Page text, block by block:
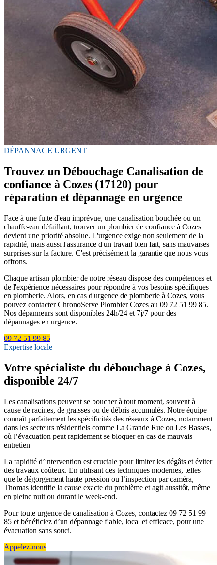
DÉPANNAGE URGENT
Trouvez un Débouchage Canalisation de
confiance à Cozes (17120) pour
réparation et dépannage en urgence
Face à une fuite d'eau imprévue, une canalisation bouchée ou un
chauffe-eau défaillant, trouver un plombier de confiance à Cozes
devient une priorité absolue. L'urgence exige non seulement de la
rapidité, mais aussi l'assurance d'un travail bien fait, sans mauvaises
surprises sur la facture. C'est précisément la garantie que nous vous
offrons.
Chaque artisan plombier de notre réseau dispose des compétences et
de l'expérience nécessaires pour répondre à vos besoins spécifiques
en plomberie. Alors, en cas d'urgence de plomberie à Cozes, vous
pouvez contacter ChronoServe Plombier Cozes au 09 72 51 99 85.
Nos dépanneurs sont disponibles 24h/24 et 7j/7 pour des
dépannages en urgence.
09 72 51 99 85
Expertise locale
Votre spécialiste du débouchage à Cozes,
disponible 24/7
Les canalisations peuvent se boucher à tout moment, souvent à
cause de racines, de graisses ou de débris accumulés. Notre équipe
connaît parfaitement les spécificités des réseaux à Cozes, notamment
dans les secteurs résidentiels comme La Grande Rue ou Les Basses,
où l’évacuation peut rapidement se bloquer en cas de mauvais
entretien.
La rapidité d’intervention est cruciale pour limiter les dégâts et éviter
des travaux coûteux. En utilisant des techniques modernes, telles
que le dégorgement haute pression ou l’inspection par caméra,
Thomas identifie la cause exacte du problème et agit aussitôt, même
en pleine nuit ou durant le week-end.
Pour toute urgence de canalisation à Cozes, contactez 09 72 51 99
85 et bénéficiez d’un dépannage fiable, local et efficace, pour une
évacuation sans souci.
Appelez-nous